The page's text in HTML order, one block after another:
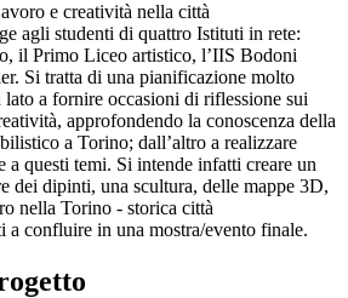
e creatività nella città
agli studenti di quattro Istituti in rete:
il Primo Liceo artistico, l’IIS Bodoni
Si tratta di una pianificazione molto
a fornire occasioni di riflessione sui
approfondendo la conoscenza della
a Torino; dall’altro a realizzare
a questi temi. Si intende infatti creare un
dei dipinti, una scultura, delle mappe 3D,
nella Torino - storica città
a confluire in una mostra/evento finale.